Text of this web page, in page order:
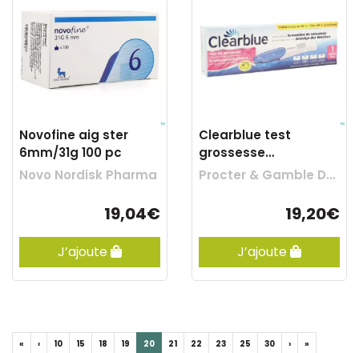
Novofine aig ster
6mm/31g 100 pc
Novo Nordisk Pharma
19,04€
J’ajoute
Clearblue test
grossesse
conception indicatorProcter & Gamble Dce
19,20€
J’ajoute
« ‹ 10 15 18 19 20 21 22 23 25 30 › »